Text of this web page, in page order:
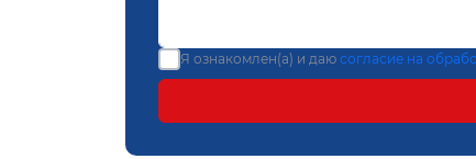
Я ознакомлен(а) и даю согласие на